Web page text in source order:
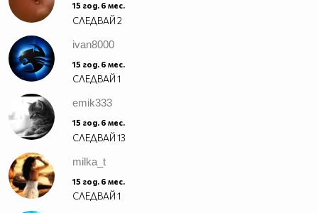
15 год. 6 мес.
СЛЕДВАЙ2
ivan8000
15 год. 6 мес.
СЛЕДВАЙ1
emik333
15 год. 6 мес.
СЛЕДВАЙ13
milka_t
15 год. 6 мес.
СЛЕДВАЙ1